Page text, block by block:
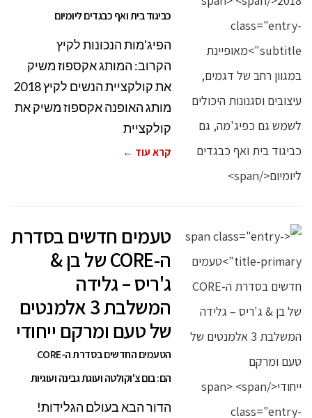
כביגוד בית ואף כבגדים ליומיום
הפיג'מות הנכונות לקיץ
הקרוב: המותג אקספוז משיק
את קולקציית הנשים לקיץ 2018
מותג האופנה אקספוז משיק את
קולקציית
קרא עוד ←
טעמים חדשים בסדרת
ה-CORE של בן &
ג'ריס – גלידה
המשלבת 3 אלמנטים
של טעם ומרקם ייחודי
הטעמים החדשים בסדרת ה-CORE
הם: בום צ'וקולטה ועוגת גבינה ועוגיות
הדור הבא בעולם הגלידות!